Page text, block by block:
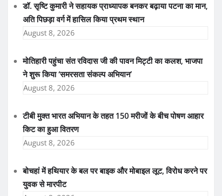
डॉ. सृष्टि कुमारी ने सहायक प्राध्यापक बनकर बढ़ाया पटना का मान,
अति पिछड़ा वर्ग में हासिल किया प्रथम स्थान
August 8, 2026
मोतिहारी पहुंचा संत रविदास जी की पावन मिट्टी का कलश, भाजपा
ने शुरू किया ‘समरसता संकल्प अभियान’
August 8, 2026
टीबी मुक्त भारत अभियान के तहत 150 मरीजों के बीच पोषण आहार
किट का हुआ वितरण
August 8, 2026
बोचहां में हथियार के बल पर बाइक और मोबाइल लूट, विरोध करने पर
युवक से मारपीट